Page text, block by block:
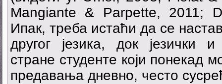
Mangiante & Parpette, 2011;
Ипак, треба истаћи да се
другог језика, док језички
стране студенте који понекад
предавања дневно, често